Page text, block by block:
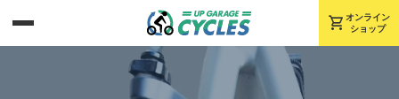
shopping_cart オンライン
ショップ